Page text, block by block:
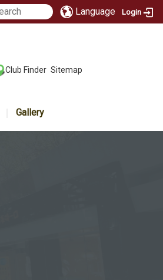
Language Login
Club Finder Sitemap
Gallery